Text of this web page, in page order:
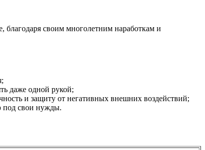
своим многолетним наработкам и
даже одной рукой;
и защиту от негативных внешних воздействий;
под свои нужды.